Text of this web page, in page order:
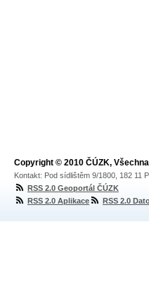
Copyright © 2010 ČÚZK,
Kontakt: Pod sídlištěm 9/1800, 182 11
RSS 2.0 Geoportál ČÚZK
RSS 2.0 Aplikace
RSS 2.0